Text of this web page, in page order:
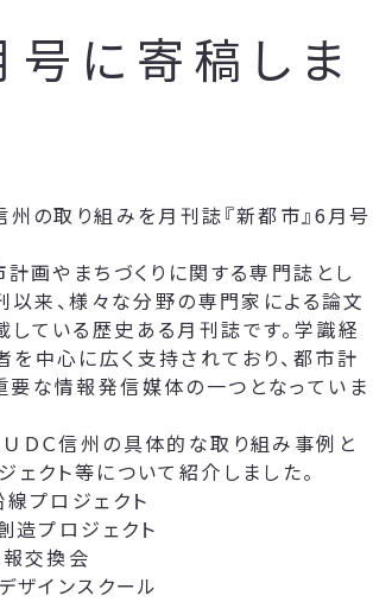
号に寄稿しま
州の取り組みを月刊誌『新都市』6月号
計画やまちづくりに関する専門誌とし
以来、様々な分野の専門家による論文
ている歴史ある月刊誌です。学識経
中心に広く支持されており、都市計
要な情報発信媒体の一つとなっていま
ＤＣ信州の具体的な取り組み事例と
ェクト等について紹介しました。
プロジェクト
造プロジェクト
交換会
ザインスクール